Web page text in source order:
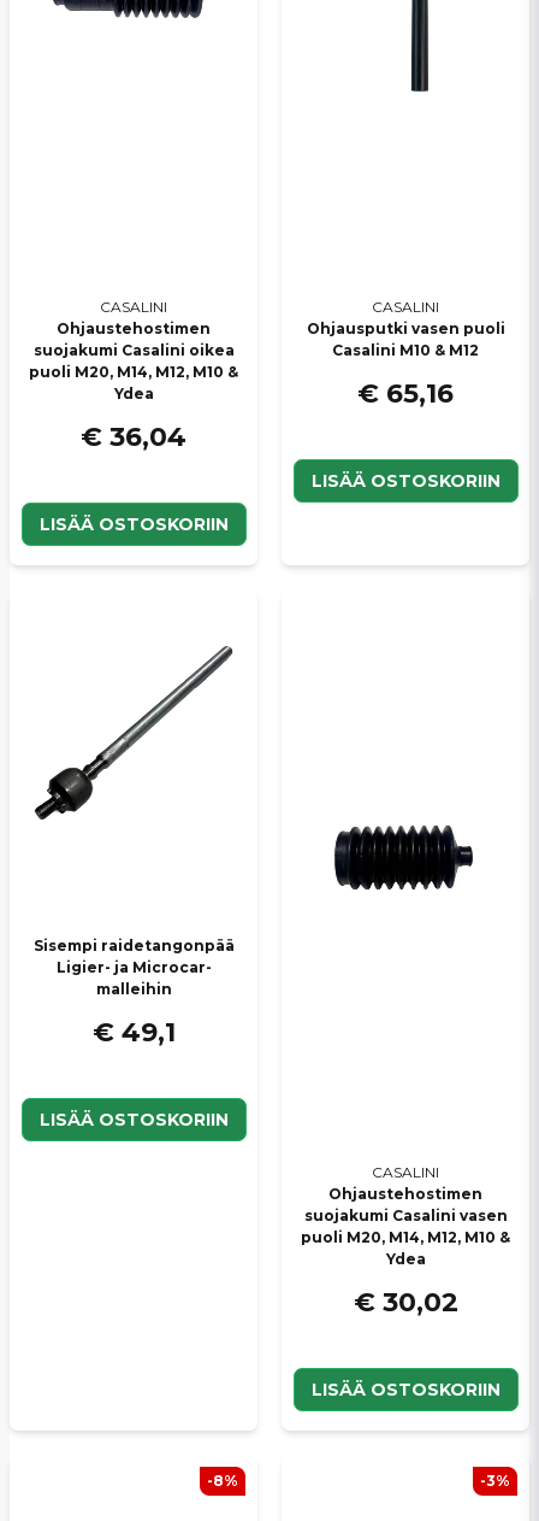
CASALINI
Ohjaustehostimen
suojakumi Casalini oikea
puoli M20, M14, M12, M10 &
Ydea
€ 36,04
LISÄÄ OSTOSKORIIN
CASALINI
Ohjausputki vasen puoli
Casalini M10 & M12
€ 65,16
LISÄÄ OSTOSKORIIN
Sisempi raidetangonpää
Ligier- ja Microcar-
malleihin
€ 49,1
LISÄÄ OSTOSKORIIN
CASALINI
Ohjaustehostimen
suojakumi Casalini vasen
puoli M20, M14, M12, M10 &
Ydea
€ 30,02
LISÄÄ OSTOSKORIIN
-8% -3%